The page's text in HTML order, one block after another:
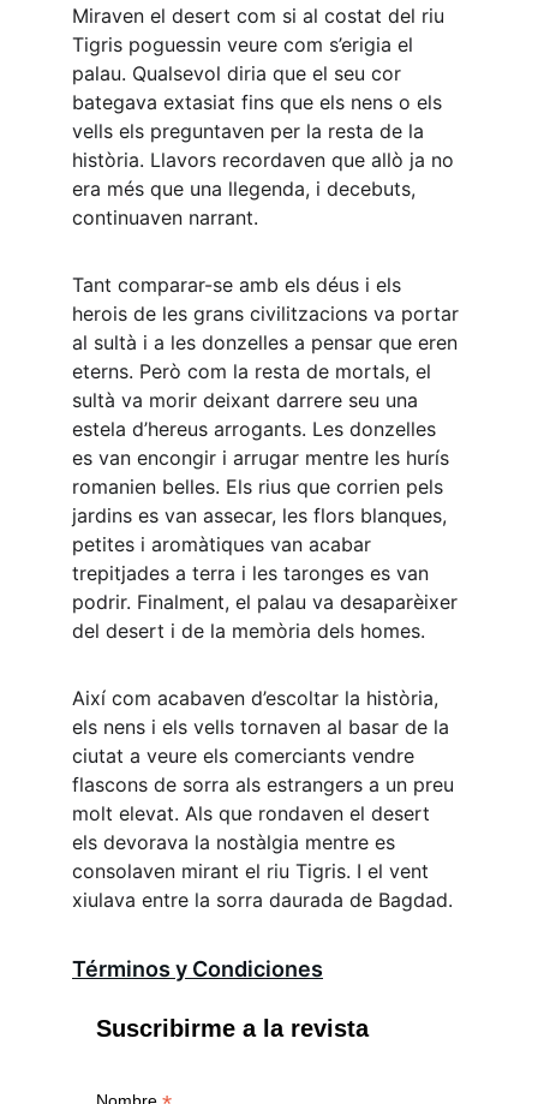
Miraven el desert com si al costat del riu
Tigris poguessin veure com s’erigia el
palau. Qualsevol diria que el seu cor
bategava extasiat fins que els nens o els
vells els preguntaven per la resta de la
història. Llavors recordaven que allò ja no
era més que una llegenda, i decebuts,
continuaven narrant.
Tant comparar-se amb els déus i els
herois de les grans civilitzacions va portar
al sultà i a les donzelles a pensar que eren
eterns. Però com la resta de mortals, el
sultà va morir deixant darrere seu una
estela d’hereus arrogants. Les donzelles
es van encongir i arrugar mentre les hurís
romanien belles. Els rius que corrien pels
jardins es van assecar, les flors blanques,
petites i aromàtiques van acabar
trepitjades a terra i les taronges es van
podrir. Finalment, el palau va desaparèixer
del desert i de la memòria dels homes.
Així com acabaven d’escoltar la història,
els nens i els vells tornaven al basar de la
ciutat a veure els comerciants vendre
flascons de sorra als estrangers a un preu
molt elevat. Als que rondaven el desert
els devorava la nostàlgia mentre es
consolaven mirant el riu Tigris. I el vent
xiulava entre la sorra daurada de Bagdad.
Términos y Condiciones